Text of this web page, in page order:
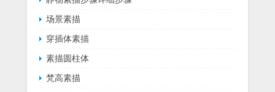
场景素描
穿插体素描
素描圆柱体
梵高素描